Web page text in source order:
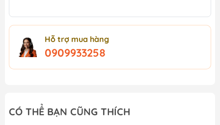
Hỗ trợ mua hàng
0909933258
CÓ THỂ BẠN CŨNG THÍCH